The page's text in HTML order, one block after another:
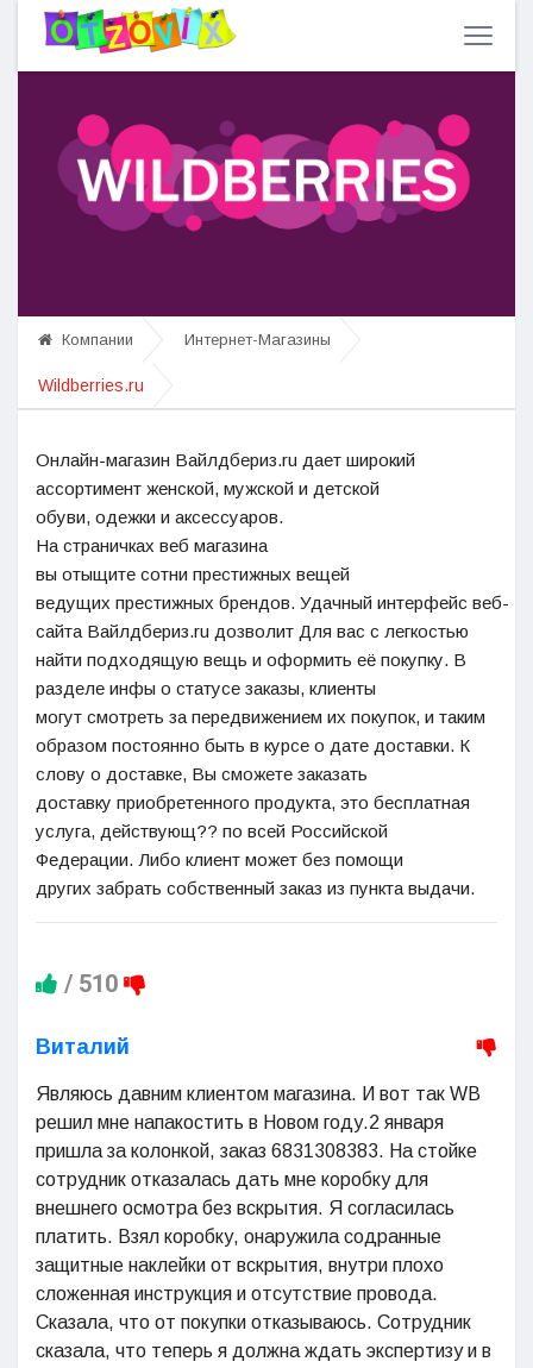
Компании Интернет-Магазины
Wildberries.ru
Онлайн-магазин Вайлдбериз.ru дает широкий
ассортимент женской, мужской и детской
обуви, одежки и аксессуаров.
На страничках веб магазина
вы отыщите сотни престижных вещей
ведущих престижных брендов. Удачный интерфейс веб-
сайта Вайлдбериз.ru дозволит Для вас с легкостью
найти подходящую вещь и оформить её покупку. В
разделе инфы о статусе заказы, клиенты
могут смотреть за передвижением их покупок, и таким
образом постоянно быть в курсе о дате доставки. К
слову о доставке, Вы сможете заказать
доставку приобретенного продукта, это бесплатная
услуга, действующ?? по всей Российской
Федерации. Либо клиент может без помощи
других забрать собственный заказ из пункта выдачи.
/ 510
Виталий
Являюсь давним клиентом магазина. И вот так WB
решил мне напакостить в Новом году.2 января
пришла за колонкой, заказ 6831308383. На стойке
сотрудник отказалась дать мне коробку для
внешнего осмотра без вскрытия. Я согласилась
платить. Взял коробку, онаружила содранные
защитные наклейки от вскрытия, внутри плохо
сложенная инструкция и отсутствие провода.
Сказала, что от покупки отказываюсь. Сотрудник
сказала, что теперь я должна ждать экспертизу и в